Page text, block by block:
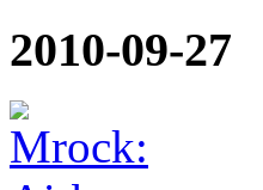
2010-09-27